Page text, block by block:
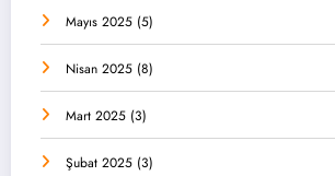
Mayıs 2025 (5)
Nisan 2025 (8)
Mart 2025 (3)
Şubat 2025 (3)